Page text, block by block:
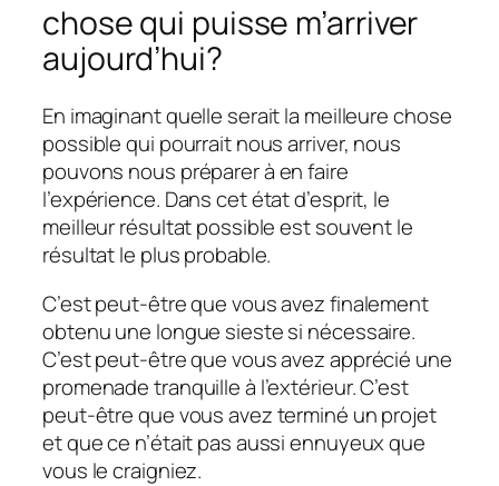
chose qui puisse m’arriver
aujourd’hui?
En imaginant quelle serait la meilleure chose
possible qui pourrait nous arriver, nous
pouvons nous préparer à en faire
l’expérience. Dans cet état d’esprit, le
meilleur résultat possible est souvent le
résultat le plus probable.
C’est peut-être que vous avez finalement
obtenu une longue sieste si nécessaire.
C’est peut-être que vous avez apprécié une
promenade tranquille à l’extérieur. C’est
peut-être que vous avez terminé un projet
et que ce n’était pas aussi ennuyeux que
vous le craigniez.